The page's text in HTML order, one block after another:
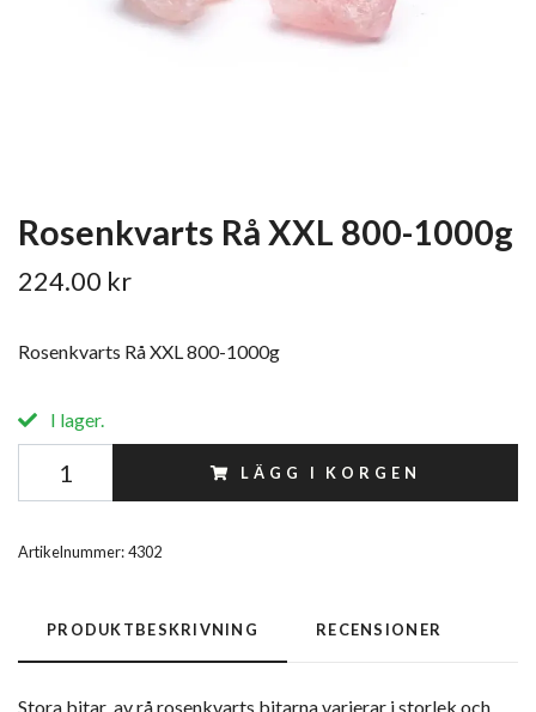
Rosenkvarts Rå XXL 800-1000g
224.00 kr
Rosenkvarts Rå XXL 800-1000g
I lager.
LÄGG I KORGEN
Artikelnummer:4302
PRODUKTBESKRIVNING RECENSIONER
Stora bitar av rå rosenkvarts bitarna varierar i storlek och